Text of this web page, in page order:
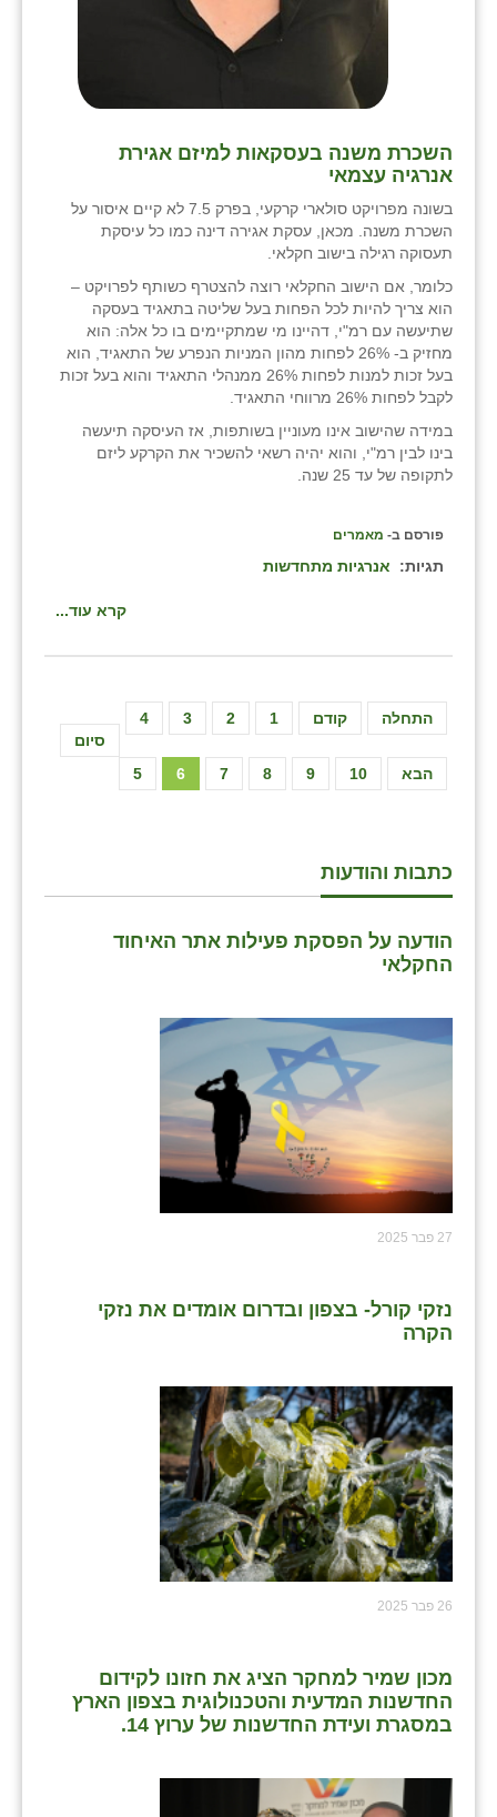
השכרת משנה בעסקאות למיזם אגירת
אנרגיה עצמאי
בשונה מפרויקט סולארי קרקעי, בפרק 7.5 לא קיים איסור על
השכרת משנה. מכאן, עסקת אגירה דינה כמו כל עיסקת
תעסוקה רגילה בישוב חקלאי.
כלומר, אם הישוב החקלאי רוצה להצטרף כשותף לפרויקט –
הוא צריך להיות לכל הפחות בעל שליטה בתאגיד בעסקה
שתיעשה עם רמ"י, דהיינו מי שמתקיימים בו כל אלה: הוא
מחזיק ב- 26% לפחות מהון המניות הנפרע של התאגיד, הוא
בעל זכות למנות לפחות 26% ממנהלי התאגיד והוא בעל זכות
לקבל לפחות 26% מרווחי התאגיד.
במידה שהישוב אינו מעוניין בשותפות, אז העיסקה תיעשה
בינו לבין רמ"י, והוא יהיה רשאי להשכיר את הקרקע ליזם
לתקופה של עד 25 שנה.
פורסם ב- מאמרים
תגיות: אנרגיות מתחדשות
קרא עוד...
התחלה קודם 1
2
3
4
5 6 7 8 9 10 הבא
סיום
כתבות והודעות
הודעה על הפסקת פעילות אתר האיחוד
החקלאי
27 פבר 2025
נזקי קורל- בצפון ובדרום אומדים את נזקי
הקרה
26 פבר 2025
מכון שמיר למחקר הציג את חזונו לקידום
החדשנות המדעית והטכנולוגית בצפון הארץ
במסגרת ועידת החדשנות של ערוץ 14.